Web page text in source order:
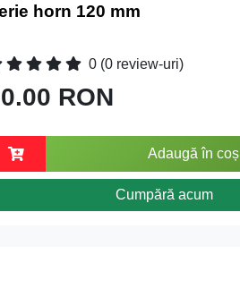
horn 120 mm
0 (0 review-uri)
RON
Adaugă în coș
Cumpără acum